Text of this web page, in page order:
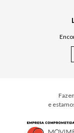
Cuidados Casa
e